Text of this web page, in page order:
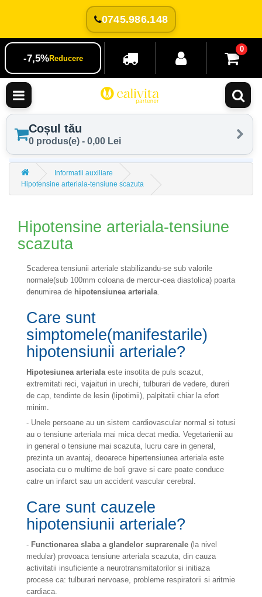
0745.986.148
-7,5%Reducere
0
Coșul tău
0 produs(e) - 0,00 Lei
Informatii auxiliare
Hipotensine arteriala-tensiune scazuta
Hipotensine arteriala-tensiune
scazuta
Scaderea tensiunii arteriale stabilizandu-se sub valorile
normale(sub 100mm coloana de mercur-cea diastolica) poarta
denumirea de hipotensiunea arteriala
Care sunt
simptomele(manifestarile)
hipotensiunii arteriale?
Hipotesiunea arteriala este insotita de puls scazut,
extremitati reci, vajaituri in urechi, tulburari de vedere, dureri
de cap, tendinte de lesin (lipotimii), palpitatii chiar la efort
minim.
- Unele persoane au un sistem cardiovascular normal si totusi
au o tensiune arteriala mai mica decat media. Vegetarienii au
in general o tensiune mai scazuta, lucru care in general,
prezinta un avantaj, deoarece hipertensiunea arteriala este
asociata cu o multime de boli grave si care poate conduce
catre un infarct sau un accident vascular cerebral.
Care sunt cauzele
hipotensiunii arteriale?
- Functionarea slaba a glandelor suprarenale (la nivel
medular) provoaca tensiune arteriala scazuta, din cauza
activitatii insuficiente a neurotransmitatorilor si initiaza
procese ca: tulburari nervoase, probleme respiratorii si aritmie
cardiaca.